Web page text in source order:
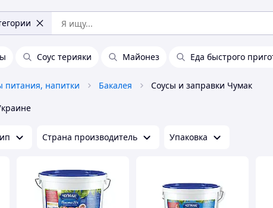
Соус терияки Майонез Еда быстрого
питания, напитки Бакалея Соусы и заправки Чумак
Страна производитель Упаковка